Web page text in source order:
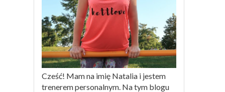
Cześć! Mam na imię Natalia i jestem
trenerem personalnym. Na tym blogu